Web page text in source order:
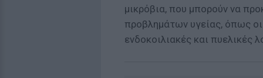
μικρόβια, που μπορούν να
προβλημάτων υγείας, όπως οι
ενδοκοιλιακές και πυελικές